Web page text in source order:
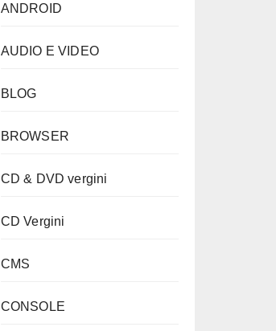
ANDROID
AUDIO E VIDEO
BLOG
BROWSER
CD & DVD vergini
CD Vergini
CMS
CONSOLE